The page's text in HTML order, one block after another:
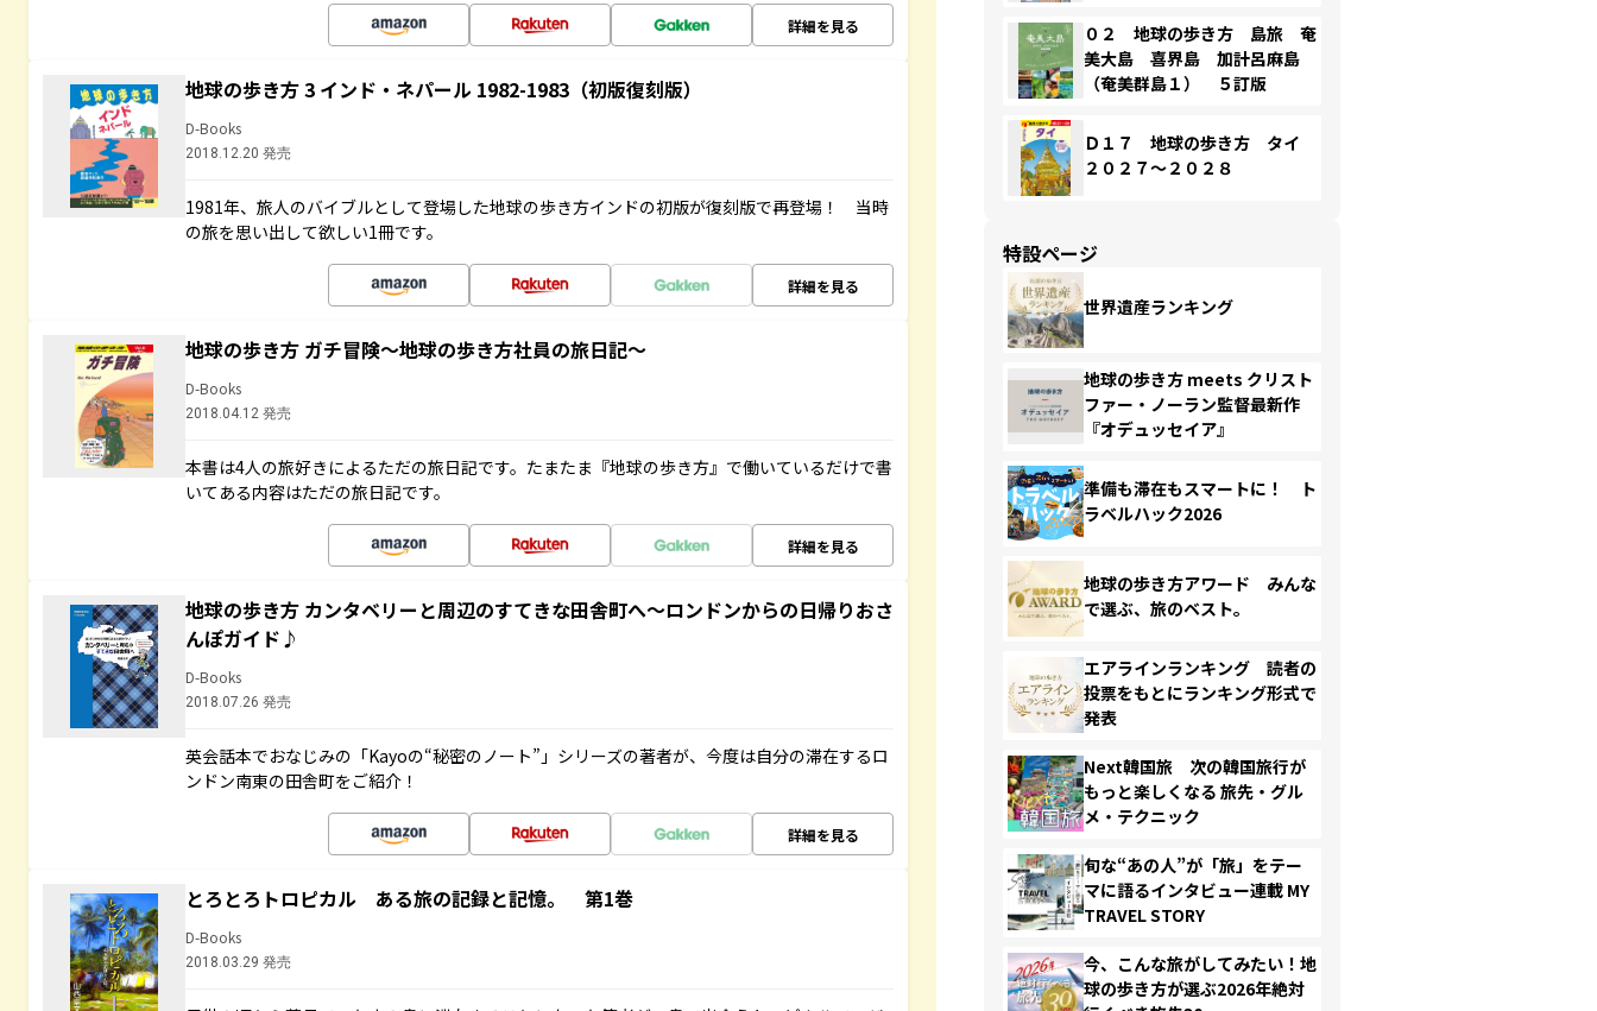
詳細を見る
地球の歩き方 3 インド・ネパール 1982-1983（初版復刻版）
D-Books
2018.12.20 発売
1981年、旅人のバイブルとして登場した地球の歩き方インドの初版が復刻版で再登場！ 当時
の旅を思い出して欲しい1冊です。
詳細を見る
地球の歩き方 ガチ冒険～地球の歩き方社員の旅日記～
D-Books
2018.04.12 発売
本書は4人の旅好きによるただの旅日記です。たまたま『地球の歩き方』で働いているだけで書
いてある内容はただの旅日記です。
詳細を見る
地球の歩き方 カンタベリーと周辺のすてきな田舎町へ～ロンドンからの日帰りおさ
んぽガイド♪
D-Books
2018.07.26 発売
英会話本でおなじみの「Kayoの“秘密のノート”」シリーズの著者が、今度は自分の滞在するロ
ンドン南東の田舎町をご紹介！
詳細を見る
とろとろトロピカル ある旅の記録と記憶。 第1巻
D-Books
2018.03.29 発売
０２ 地球の歩き方 島旅 奄
美大島 喜界島 加計呂麻島
（奄美群島１） ５訂版
Ｄ１７ 地球の歩き方 タイ
２０２７～２０２８
特設ページ
世界遺産ランキング
地球の歩き方 meets クリスト
ファー・ノーラン監督最新作
『オデュッセイア』
準備も滞在もスマートに！ ト
ラベルハック2026
地球の歩き方アワード みんな
で選ぶ、旅のベスト。
エアラインランキング 読者の
投票をもとにランキング形式で
発表
Next韓国旅 次の韓国旅行が
もっと楽しくなる 旅先・グル
メ・テクニック
旬な“あの人”が「旅」をテー
マに語るインタビュー連載 MY
TRAVEL STORY
今、こんな旅がしてみたい！地
球の歩き方が選ぶ2026年絶対